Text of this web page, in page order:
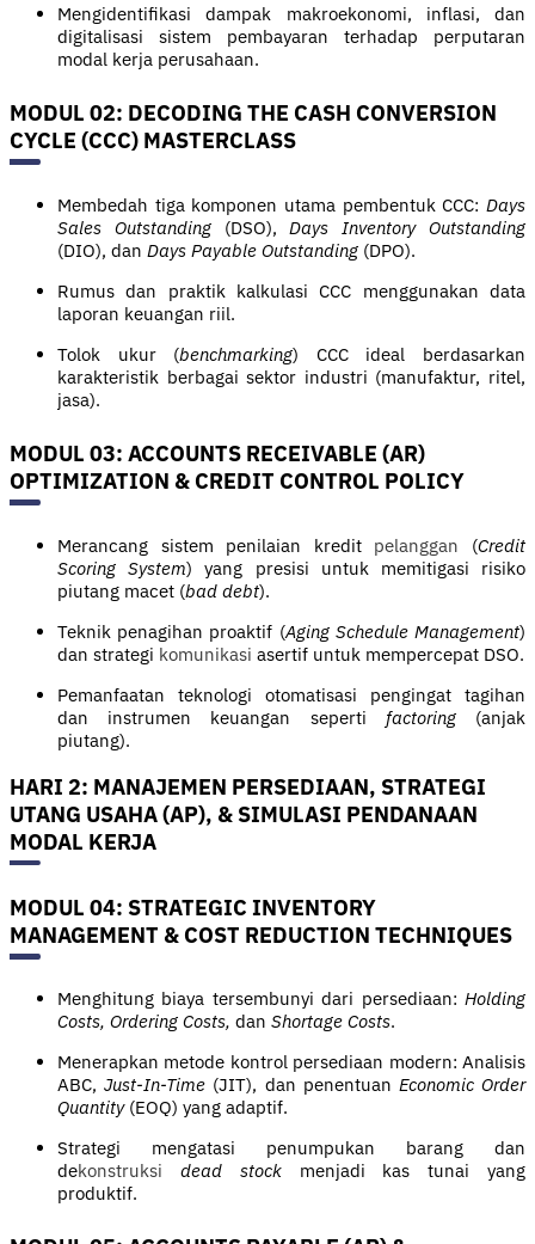
Mengidentifikasi dampak makroekonomi, inflasi, dan
digitalisasi sistem pembayaran terhadap perputaran
modal kerja perusahaan.
MODUL 02: DECODING THE CASH CONVERSION
CYCLE (CCC) MASTERCLASS
Membedah tiga komponen utama pembentuk CCC: Days
Sales Outstanding(DSO),Days Inventory Outstanding
(DIO), dan Days Payable Outstanding (DPO).
Rumus dan praktik kalkulasi CCC menggunakan data
laporan keuangan riil.
Tolok ukur (benchmarking) CCC ideal berdasarkan
karakteristik berbagai sektor industri (manufaktur, ritel,
jasa).
MODUL 03: ACCOUNTS RECEIVABLE (AR)
OPTIMIZATION & CREDIT CONTROL POLICY
Merancang sistem penilaian kredit pelanggan (Credit
Scoring System) yang presisi untuk memitigasi risiko
piutang macet (bad debt).
Teknik penagihan proaktif (Aging Schedule Management)
dan strategi komunikasi asertif untuk mempercepat DSO.
Pemanfaatan teknologi otomatisasi pengingat tagihan
dan instrumen keuangan seperti factoring(anjak
piutang).
HARI 2: MANAJEMEN PERSEDIAAN, STRATEGI
UTANG USAHA (AP), & SIMULASI PENDANAAN
MODAL KERJA
MODUL 04: STRATEGIC INVENTORY
MANAGEMENT & COST REDUCTION TECHNIQUES
Menghitung biaya tersembunyi dari persediaan: Holding
Costs, Ordering Costs, dan Shortage Costs.
Menerapkan metode kontrol persediaan modern: Analisis
ABC,Just-In-Time (JIT), dan penentuan Economic Order
Quantity(EOQ) yang adaptif.
Strategi mengatasi penumpukan barang dan
dekonstruksi dead stockmenjadi kas tunai yang
produktif.